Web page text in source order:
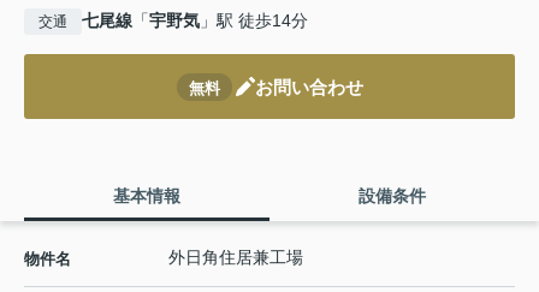
交通 七尾線 「宇野気 」駅 徒歩14分
無料 お問い合わせ
基本情報 設備条件
物件名 外日角住居兼工場